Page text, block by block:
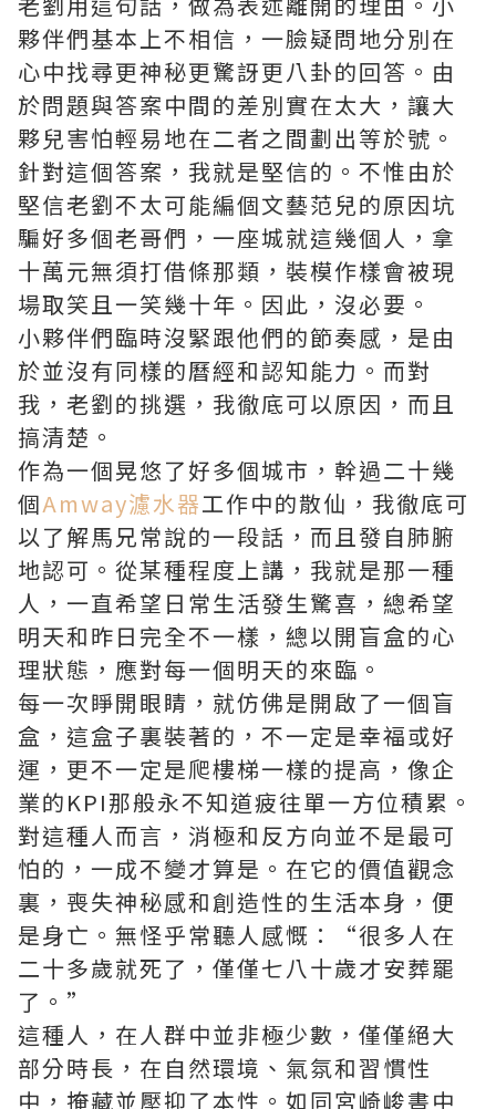
夥伴們基本上不相信，一臉疑問地分別在
心中找尋更神秘更驚訝更八卦的回答。由
於問題與答案中間的差別實在太大，讓大
夥兒害怕輕易地在二者之間劃出等於號。
針對這個答案，我就是堅信的。不惟由於
堅信老劉不太可能編個文藝范兒的原因坑
騙好多個老哥們，一座城就這幾個人，拿
十萬元無須打借條那類，裝模作樣會被現
場取笑且一笑幾十年。因此，沒必要。
小夥伴們臨時沒緊跟他們的節奏感，是由
於並沒有同樣的曆經和認知能力。而對
我，老劉的挑選，我徹底可以原因，而且
搞清楚。
作為一個晃悠了好多個城市，幹過二十幾
個Amway濾水器工作中的散仙，我徹底可
以了解馬兄常說的一段話，而且發自肺腑
地認可。從某種程度上講，我就是那一種
人，一直希望日常生活發生驚喜，總希望
明天和昨日完全不一樣，總以開盲盒的心
理狀態，應對每一個明天的來臨。
每一次睜開眼睛，就仿佛是開啟了一個盲
盒，這盒子裏裝著的，不一定是幸福或好
運，更不一定是爬樓梯一樣的提高，像企
業的KPI那般永不知道疲往單一方位積累。
對這種人而言，消極和反方向並不是最可
怕的，一成不變才算是。在它的價值觀念
裏，喪失神秘感和創造性的生活本身，便
是身亡。無怪乎常聽人感慨：“很多人在
二十多歲就死了，僅僅七八十歲才安葬罷
了。”
這種人，在人群中並非極少數，僅僅絕大
部分時長，在自然環境、氣氛和習慣性
中，掩藏並壓抑了本性。如同宮崎峻書中